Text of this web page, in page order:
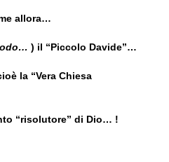
allora…
) il “Piccolo Davide”…
la “Vera Chiesa
“risolutore” di Dio… !